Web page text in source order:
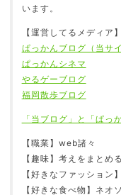
います。
【運営してるメディア】
ぱっかんブログ（当サイ
ぱっかんシネマ
やるゲーブログ
福岡散歩ブログ
「当ブログ」と「ぱっ
【職業】web諸々
【趣味】考えをまとめ
【好きなファッション
【好きな食べ物】ネオ